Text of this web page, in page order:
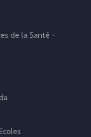
de la Santé -